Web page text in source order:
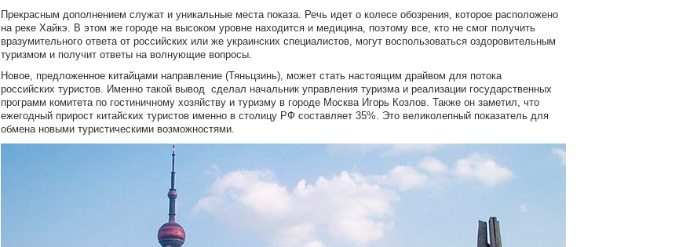
Прекрасным дополнением служат и уникальные места показа. Речь идет о колесе обозрения, которое расположено
на реке Хайкэ. В этом же городе на высоком уровне находится и медицина, поэтому все, кто не смог получить
вразумительного ответа от российских или же украинских специалистов, могут воспользоваться оздоровительным
туризмом и получит ответы на волнующие вопросы.
Новое, предложенное китайцами направление (Тяньцзинь), может стать настоящим драйвом для потока
российских туристов. Именно такой вывод сделал начальник управления туризма и реализации государственных
программ комитета по гостиничному хозяйству и туризму в городе Москва Игорь Козлов. Также он заметил, что
ежегодный прирост китайских туристов именно в столицу РФ составляет 35%. Это великолепный показатель для
обмена новыми туристическими возможностями.